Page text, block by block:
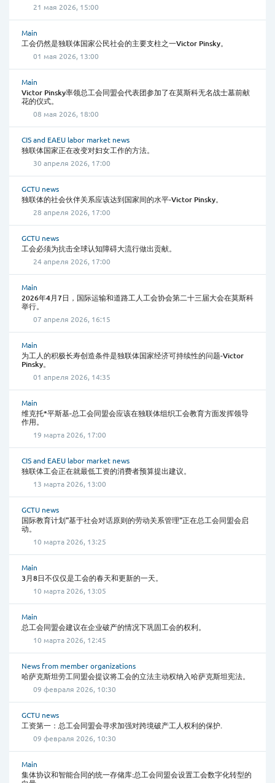
21 мая 2026, 15:00
Main
工会仍然是独联体国家公民社会的主要支柱之一Victor Pinsky。
01 мая 2026, 13:00
Main
Victor Pinsky率领总工会同盟会代表团参加了在莫斯科无名战士墓前献
花的仪式。
08 мая 2026, 18:00
CIS and EAEU labor market news
独联体国家正在改变对妇女工作的方法。
30 апреля 2026, 17:00
GCTU news
独联体的社会伙伴关系应该达到国家间的水平-Victor Pinsky。
28 апреля 2026, 17:00
GCTU news
工会必须为抗击全球认知障碍大流行做出贡献。
24 апреля 2026, 17:00
Main
2026年4月7日，国际运输和道路工人工会协会第二十三届大会在莫斯科
举行。
07 апреля 2026, 16:15
Main
为工人的积极长寿创造条件是独联体国家经济可持续性的问题-Victor
Pinsky。
01 апреля 2026, 14:35
Main
维克托*平斯基-总工会同盟会应该在独联体组织工会教育方面发挥领导
作用。
19 марта 2026, 17:00
CIS and EAEU labor market news
独联体工会正在就最低工资的消费者预算提出建议。
13 марта 2026, 13:00
GCTU news
国际教育计划"基于社会对话原则的劳动关系管理"正在总工会同盟会启
动。
10 марта 2026, 13:25
Main
3月8日不仅仅是工会的春天和更新的一天。
10 марта 2026, 13:05
Main
总工会同盟会建议在企业破产的情况下巩固工会的权利。
10 марта 2026, 12:45
News from member organizations
哈萨克斯坦劳工同盟会提议将工会的立法主动权纳入哈萨克斯坦宪法。
09 февраля 2026, 10:30
GCTU news
工资第一：总工会同盟会寻求加强对跨境破产工人权利的保护.
09 февраля 2026, 10:30
Main
集体协议和智能合同的统一存储库:总工会同盟会设置工会数字化转型的